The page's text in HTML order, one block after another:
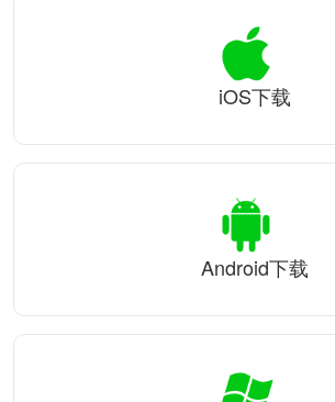
iOS下载
Android下载